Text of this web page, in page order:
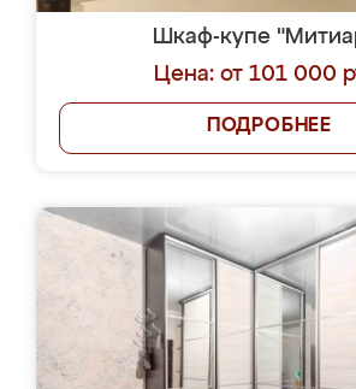
Шкаф-купе
Цена: от 101 000
ПОДРОБНЕЕ